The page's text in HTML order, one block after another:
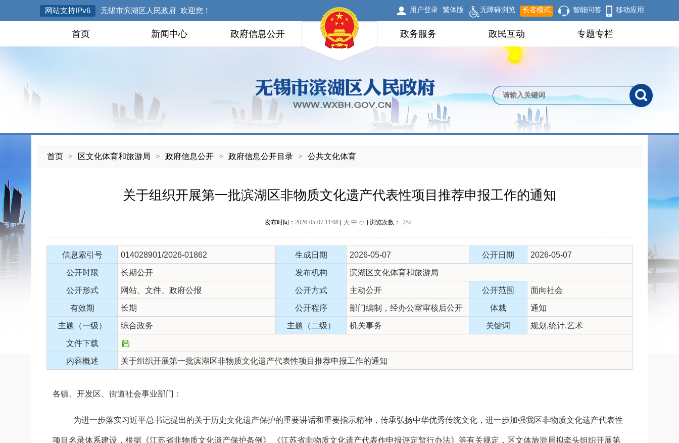
网站支持IPv6 无锡市滨湖区人民政府 欢迎您！ 用户登录 繁体版 无障碍浏览 长者模式 智能问答 移动应用
首页 新闻中心 政府信息公开 政务服务 政民互动 专题专栏
首页 > 区文化体育和旅游局 > 政府信息公开 > 政府信息公开目录 > 公共文化体育
关于组织开展第一批滨湖区非物质文化遗产代表性项目推荐申报工作的通知
发布时间： 2026-05-07 11:08 [ 大 中 小 ] 浏览次数： 252
信息索引号 014028901/2026-01862 生成日期 2026-05-07 公开日期 2026-05-07
公开时限 长期公开 发布机构 滨湖区文化体育和旅游局
公开形式 网站、文件、政府公报 公开方式 主动公开 公开范围 面向社会
有效期 长期 公开程序 部门编制，经办公室审核后公开 体裁 通知
主题（一级） 综合政务 主题（二级） 机关事务 关键词 规划,统计,艺术
文件下载
内容概述 关于组织开展第一批滨湖区非物质文化遗产代表性项目推荐申报工作的通知
各镇、开发区、街道社会事业部门：
为进一步落实习近平总书记提出的关于历史文化遗产保护的重要讲话和重要指示精神，传承弘扬中华优秀传统文化，进一步加强我区非物质文化遗产代表性
项目名录体系建设 ，根据《江苏省非物质文化遗产保护条例》 《江苏省非物质文化遗产代表作申报评定暂行办法》等有关规定，区文体旅游局拟牵头组织开展第